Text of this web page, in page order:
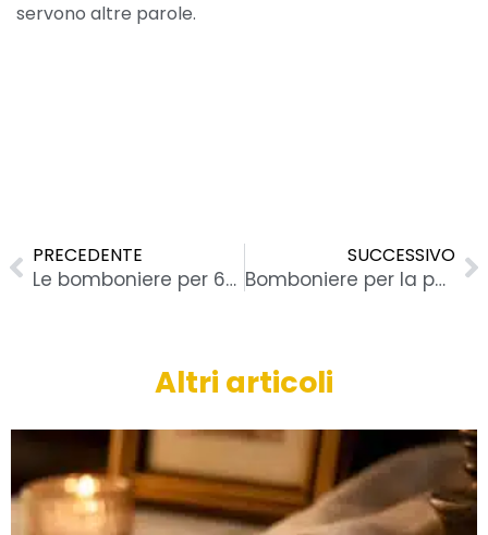
servono altre parole.
PRECEDENTE
Le bomboniere per 60 anni di matrimonio, nozze di Diamante
SUCCESSIVO
Bomboniere per la pensione e l’ultimo giorno di lavoro
Altri articoli